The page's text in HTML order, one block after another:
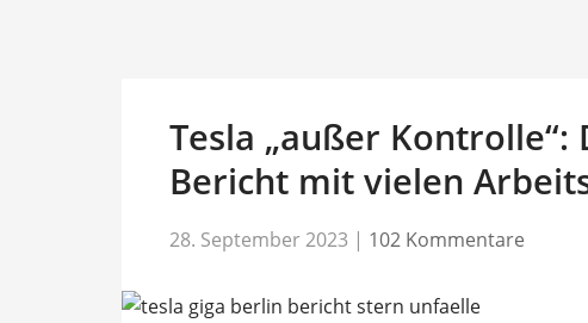
Tesla „außer
Bericht mit vielen
28. September 2023 | 102 Kommentare